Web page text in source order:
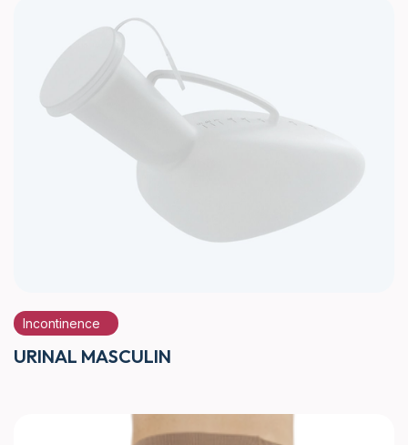
Incontinence
URINAL MASCULIN